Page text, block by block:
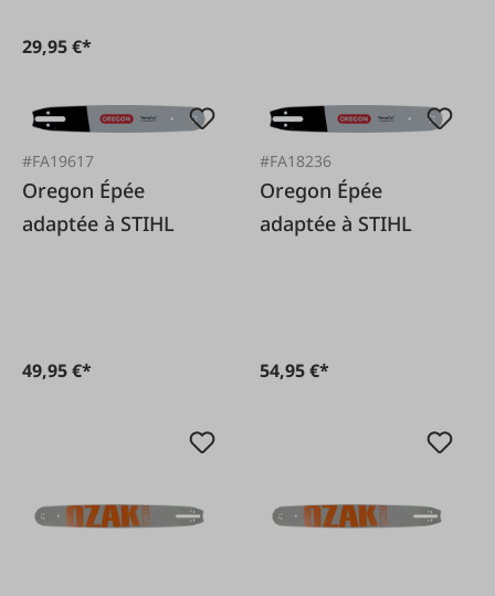
29,95 €*
#FA19617
Oregon Épée
adaptée à STIHL
49,95 €*
#FA18236
Oregon Épée
adaptée à STIHL
54,95 €*